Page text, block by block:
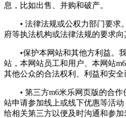
息，比如出售、并购和破产。
• 法律法规或公权力部门要求
府等执法机构或法律法规的要求向
•保护本网站和其他方利益。我
站，本网站员工和用户、本网站
其他公众的合法权利、利益和安全
• 第三方m6米乐网页版的合作
站申请参加线上或线下优惠等活
给相关第三方以便及时沟通和参加